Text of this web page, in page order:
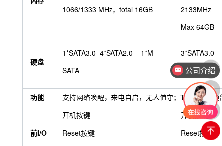
1066/1333 MHz，total 16GB
2133MHz
Max 64GB
硬盘
1*SATA3.0 4*SATA2.0 1*M-
SATA
3*SATA3.0
1*M-SATA
功能 支持网络唤醒，来电自启，无人值守；TPM/TCM预
前I/O
开机按键
开机按键
Reset按键
Reset按键
公司介绍